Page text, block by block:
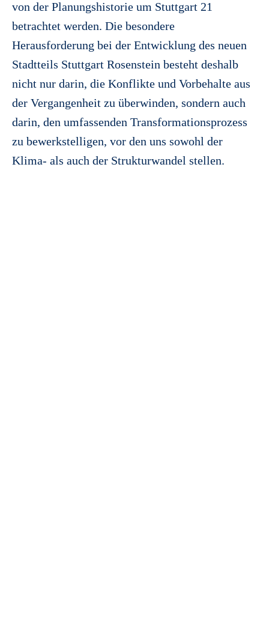
von der Planungshistorie um Stuttgart 21
betrachtet werden. Die besondere
Herausforderung bei der Entwicklung des neuen
Stadtteils Stuttgart Rosenstein besteht deshalb
nicht nur darin, die Konflikte und Vorbehalte aus
der Vergangenheit zu überwinden, sondern auch
darin, den umfassenden Transformationsprozess
zu bewerkstelligen, vor den uns sowohl der
Klima- als auch der Strukturwandel stellen.